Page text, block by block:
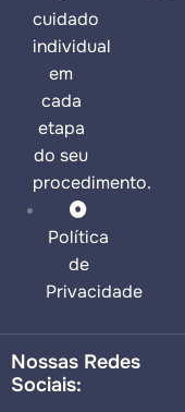
cuidado
individual
em
cada
etapa
do seu
procedimento.
Política
de
Privacidade
Nossas Redes
Sociais: